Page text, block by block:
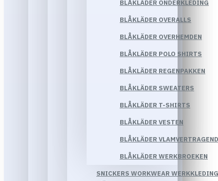
BLÅKLÄDER ONDERKLEDING
BLÅKLÄDER OVERALLS
BLÅKLÄDER OVERHEMDEN
BLÅKLÄDER POLO SHIRTS
BLÅKLÄDER REGENPAKKEN
BLÅKLÄDER SWEATERS
BLÅKLÄDER T-SHIRTS
BLÅKLÄDER VESTEN
BLÅKLÄDER
BLÅKLÄDER WERKBROEKEN
SNICKERS WORKWEAR WERKKLEDING